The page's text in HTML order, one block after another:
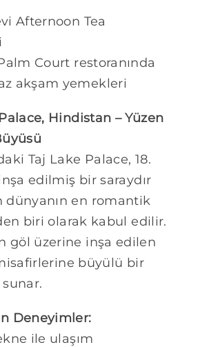
Afternoon Tea
Court restoranında
akşam yemekleri
Hindistan – Yüzen
Taj Lake Palace, 18.
edilmiş bir saraydır
dünyanın en romantik
biri olarak kabul edilir.
göl üzerine inşa edilen
büyülü bir
Deneyimler:
ile ulaşım